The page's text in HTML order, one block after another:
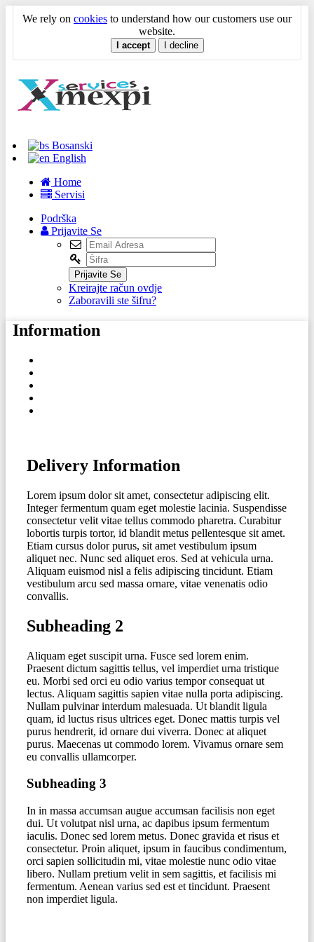
We rely on cookies to understand how our customers use our
website.
I accept I decline
Bosanski
English
Home
Servisi
Podrška
Prijavite Se
Prijavite Se
Kreirajte račun ovdje
Zaboravili ste šifru?
Information
Delivery Information
Lorem ipsum dolor sit amet, consectetur adipiscing elit.
Integer fermentum quam eget molestie lacinia. Suspendisse
consectetur velit vitae tellus commodo pharetra. Curabitur
lobortis turpis tortor, id blandit metus pellentesque sit amet.
Etiam cursus dolor purus, sit amet vestibulum ipsum
aliquet nec. Nunc sed aliquet eros. Sed at vehicula urna.
Aliquam euismod nisl a felis adipiscing tincidunt. Etiam
vestibulum arcu sed massa ornare, vitae venenatis odio
convallis.
Subheading 2
Aliquam eget suscipit urna. Fusce sed lorem enim.
Praesent dictum sagittis tellus, vel imperdiet urna tristique
eu. Morbi sed orci eu odio varius tempor consequat ut
lectus. Aliquam sagittis sapien vitae nulla porta adipiscing.
Nullam pulvinar interdum malesuada. Ut blandit ligula
quam, id luctus risus ultrices eget. Donec mattis turpis vel
purus hendrerit, id ornare dui viverra. Donec at aliquet
purus. Maecenas ut commodo lorem. Vivamus ornare sem
eu convallis ullamcorper.
Subheading 3
In in massa accumsan augue accumsan facilisis non eget
dui. Ut volutpat nisl urna, ac dapibus ipsum fermentum
iaculis. Donec sed lorem metus. Donec gravida et risus et
consectetur. Proin aliquet, ipsum in faucibus condimentum,
orci sapien sollicitudin mi, vitae molestie nunc odio vitae
libero. Nullam pretium velit in sem sagittis, et facilisis mi
fermentum. Aenean varius sed est et tincidunt. Praesent
non imperdiet ligula.